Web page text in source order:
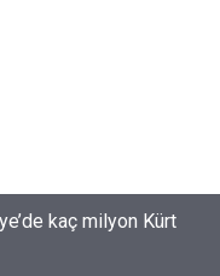
yeni düzenleme